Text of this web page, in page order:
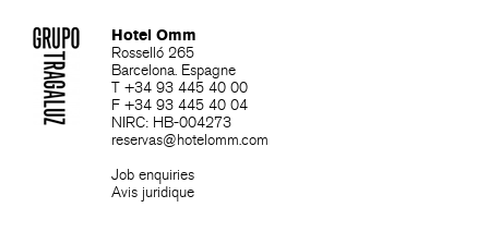
Hotel Omm
Rosselló 265
Barcelona. Espagne
T +34 93 445 40 00
F +34 93 445 40 04
NIRC: HB-004273
reservas@hotelomm.com
Job enquiries
Avis juridique